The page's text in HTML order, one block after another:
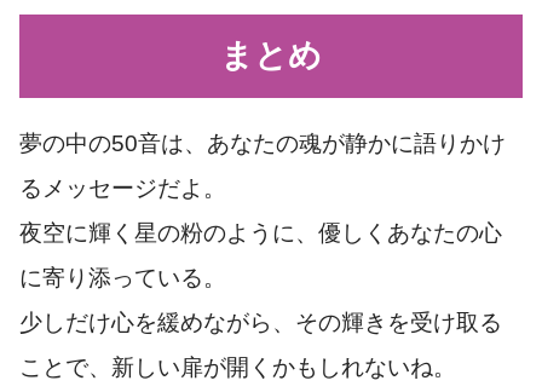
まとめ
夢の中の50音は、あなたの魂が静かに語りかけ
るメッセージだよ。
夜空に輝く星の粉のように、優しくあなたの心
に寄り添っている。
少しだけ心を緩めながら、その輝きを受け取る
ことで、新しい扉が開くかもしれないね。